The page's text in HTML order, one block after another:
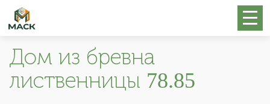
Дом из бревна
лиственницы 78.85